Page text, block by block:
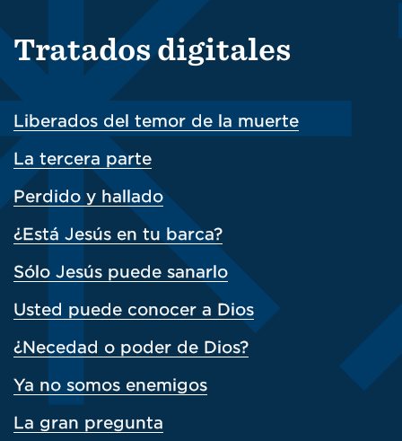
Tratados digitales
Liberados del temor de la muerte
La tercera parte
Perdido y hallado
¿Está Jesús en tu barca?
Sólo Jesús puede sanarlo
Usted puede conocer a Dios
¿Necedad o poder de Dios?
Ya no somos enemigos
La gran pregunta